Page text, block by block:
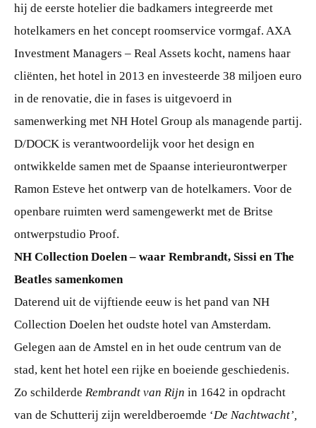
hij de eerste hotelier die badkamers integreerde met
hotelkamers en het concept roomservice vormgaf. AXA
Investment Managers – Real Assets kocht, namens haar
cliënten, het hotel in 2013 en investeerde 38 miljoen euro
in de renovatie, die in fases is uitgevoerd in
samenwerking met NH Hotel Group als managende partij.
D/DOCK is verantwoordelijk voor het design en
ontwikkelde samen met de Spaanse interieurontwerper
Ramon Esteve het ontwerp van de hotelkamers. Voor de
openbare ruimten werd samengewerkt met de Britse
ontwerpstudio Proof.
NH Collection Doelen – waar Rembrandt, Sissi en The
Beatles samenkomen
Daterend uit de vijftiende eeuw is het pand van NH
Collection Doelen het oudste hotel van Amsterdam.
Gelegen aan de Amstel en in het oude centrum van de
stad, kent het hotel een rijke en boeiende geschiedenis.
Zo schilderde Rembrandt van Rijn in 1642 in opdracht
van de Schutterij zijn wereldberoemde ‘De Nachtwacht’,